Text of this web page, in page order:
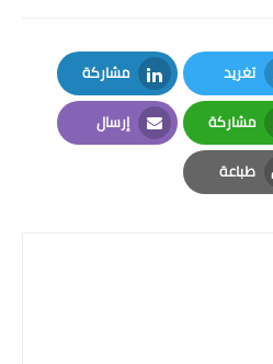
المرحلة المتوسطة
المرحلة الاعدادية
الجامعات
تغريد
Twitter
مشاركة
LinkedIn
مشاركة
Whatsapp
إرسال
Email
طباعة
Print